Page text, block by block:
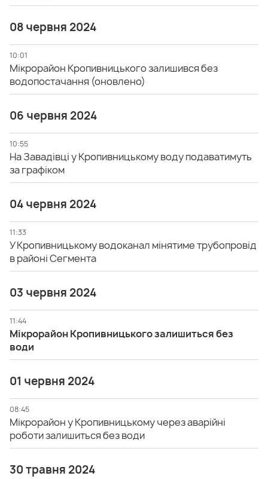
08 червня 2024
10:01
Мікрорайон Кропивницького залишився без
водопостачання (оновлено)
06 червня 2024
10:55
На Завадівці у Кропивницькому воду подаватимуть
за графіком
04 червня 2024
11:33
У Кропивницькому водоканал мінятиме трубопровід
в районі Сегмента
03 червня 2024
11:44
Мікрорайон Кропивницького залишиться без
води
01 червня 2024
08:45
Мікрорайон у Кропивницькому через аварійні
роботи залишиться без води
30 травня 2024